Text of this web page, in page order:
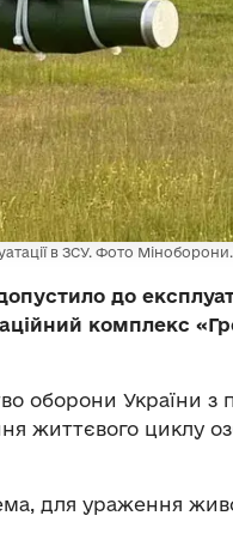
в ЗСУ. Фото Міноборони.
до
комплекс
оборони України з
життєвого циклу
для ураження